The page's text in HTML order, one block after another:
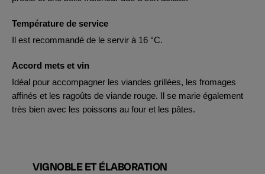
Température de service
Il est recommandé de le servir à 16 °C.
Accord mets et vin
Idéal pour accompagner les viandes grillées, les fromages
affinés et les ragoûts de viande rouge. Il se marie également
très bien avec les poissons au four et les pâtes.
VIGNOBLE ET ÉLABORATION